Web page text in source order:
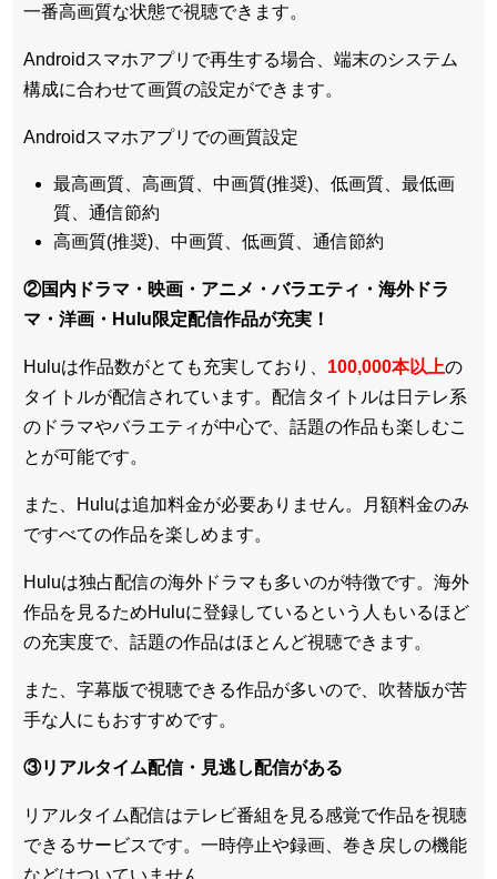
一番高画質な状態で視聴できます。
Androidスマホアプリで再生する場合、端末のシステム
構成に合わせて画質の設定ができます。
Androidスマホアプリでの画質設定
最高画質、高画質、中画質(推奨)、低画質、最低画
質、通信節約
高画質(推奨)、中画質、低画質、通信節約
②国内ドラマ・映画・アニメ・バラエティ・ 海外ドラ
マ・洋画・Hulu限定配信作品が充実！
Huluは作品数がとても充実しており、 100,000本以上の
タイトルが配信されています。配信タイトルは 日テレ系
のドラマやバラエティが中心で、話題の作品も楽しむこ
とが可能です。
また、Huluは追加料金が必要ありません。
月額料金のみ
ですべての作品を楽しめます。
Huluは独占配信の海外ドラマも多いのが特徴です。海外
作品を見るためHuluに登録しているという人もいるほど
の充実度で、話題の作品はほとんど視聴できます。
また、 字幕版で視聴できる作品が多いので、吹替版が苦
手な人にもおすすめです。
③リアルタイム配信・見逃し配信がある
リアルタイム配信はテレビ番組を見る感覚で作品を視聴
できるサービスです。一時停止や録画、巻き戻しの機能